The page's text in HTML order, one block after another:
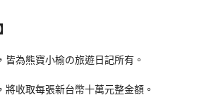
皆為熊寶小榆の旅遊日記所有。
將收取每張新台幣十萬元整金額。